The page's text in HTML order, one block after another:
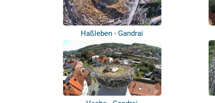
Haßleben - Gandrai